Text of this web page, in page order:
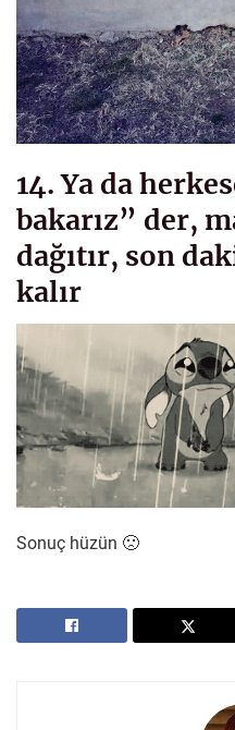
14. Ya da
bakarız” der,
dağıtır, son
kalır
Sonuç hüzün 🙁